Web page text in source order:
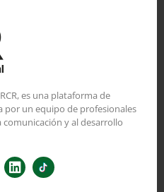
es una plataforma de
un equipo de profesionales
y al desarrollo